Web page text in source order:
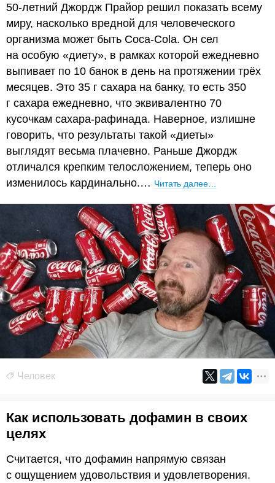
50-летний Джордж Прайор решил показать всему
миру, насколько вредной для человеческого
организма может быть Coca-Cola. Он сел
на особую «диету», в рамках которой ежедневно
выпивает по 10 банок в день на протяжении трёх
месяцев. Это 35 г сахара на банку, то есть 350
г сахара ежедневно, что эквивалентно 70
кусочкам сахара-рафинада. Наверное, излишне
говорить, что результаты такой «диеты»
выглядят весьма плачевно. Раньше Джордж
отличался крепким телосложением, теперь оно
изменилось кардинально.… Читать далее…
Человек
Как использовать дофамин в своих
целях
Считается, что дофамин напрямую связан
с ощущением удовольствия и удовлетворения.